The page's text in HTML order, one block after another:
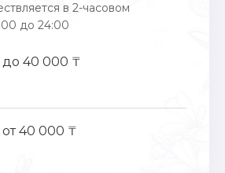
в 2-часовом
до 24:00
до 40 000 ₸
40 000 ₸